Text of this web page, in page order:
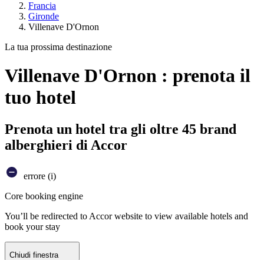
Francia
Gironde
Villenave D'Ornon
La tua prossima destinazione
Villenave D'Ornon : prenota il
tuo hotel
Prenota un hotel tra gli oltre 45 brand
alberghieri di Accor
errore (i)
Core booking engine
You’ll be redirected to Accor website to view available hotels and
book your stay
Chiudi finestra